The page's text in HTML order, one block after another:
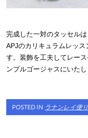
完成した一対のタッセルは
APJのカリキュラムレッ
す。装飾を工夫してレー
ンプルゴージャスにいたし
POSTED IN ラナンレイ便り